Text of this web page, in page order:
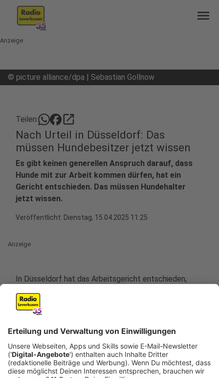
menu
Anzeige
© picture alliance/dpa | Sebastian Gollnow
Teilen: open_in_new
Nach Urteil in Düsseldorf: Das
müssen Hundebesitzer jetzt wissen
Es gibt keinen generellen Anspruch darauf, dass
Hunde mit zur Arbeit kommen dürfen, hat ein
Gericht entschieden. Das müssen Hundehalter
jetzt wissen.
Veröffentlicht: Dienstag, 15.04.2025 11:25
Anzeige
In Düsseldorf hat das Arbeitsgericht entschieden,
dass eine Angestellte ihren Hund nicht mehr mit zur
Arbeit in eine Spielhalle bringen darf. Der Arbeitgeber
hatte das Mitbringen des Tiers untersagt und bekam
nun vom Gericht Recht. Es ging konkret um eine Frau,
die ihren Hund regelmäßig mit zur Arbeit brachte. Als
der neue Betreiber der Spielhalle dies untersagte,
klagte sie und verlor. Das Gericht stellte klar: Es gebe
keinen generellen Anspruch darauf, Hunde am